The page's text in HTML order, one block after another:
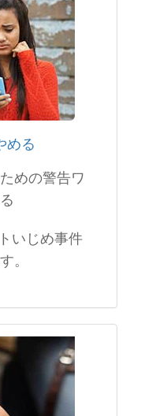
める
めの警告ワ
いじめ事件
。